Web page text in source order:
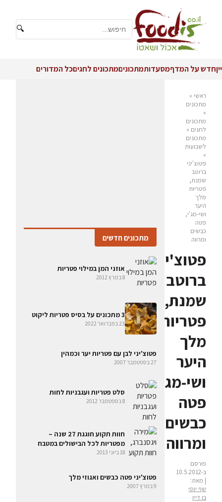
🔍
ייןחדש על המדףמסעדותמתכוניםמתכונים לחגיםכל המדורים
ראשי »
מתכונים
»
מתכונים
לחגים »
מתכונים
לשבועות
»
פטוצ'יני
ברוטב
שמנת,
פטריות
מלך
היער
ושי-מג'י,
פטה
כבשים
ומרווה
פטוצ'יני
ברוטב
שמנת,
פטריות
מלך
היער
ושי-מג'י,
פטה
כבשים
ומרווה
פורסם
ב-10.5.2012
| מאת:
שף יוסי
בן דיין
מתכונים חדשים
אוזני המן במילוי פטריות
8 במרץ 2012
3 מתכונים על בסיס פטריות ליקוט
23 בפברואר 2022
פטוצ'יני לבן עם פטריות יער וכמהין
27 בספטמבר 2007
סלט פטריות ועגבניות לחות
8 בספטמבר 2012
חוות תקוע חוגגת 27 שנה –
מפטריות לכל הבישולים במטבח
18 ביוני 2013
פטוצ'יני פטה כבשים ואגוזי מלך
9 במרץ 2007